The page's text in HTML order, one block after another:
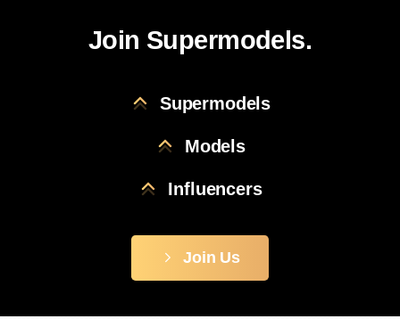
Join Supermodels.
Supermodels
Models
Influencers
Join Us